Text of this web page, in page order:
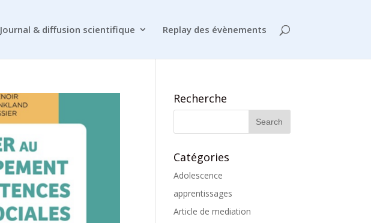
Journal & diffusion scientifique Replay des évènements
Recherche
Catégories
Adolescence
apprentissages
Article de mediation